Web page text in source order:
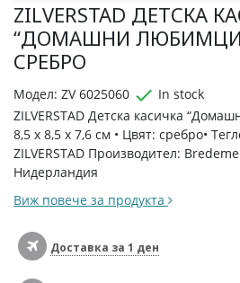
ZILVERSTAD ДЕТСКА
“ДОМАШНИ
СРЕБРО
Модел: ZV 6025060  In stock
ZILVERSTAD Детска касичка
8,5 x 8,5 x 7,6 см • Цвят: сребро•
ZILVERSTAD Производител:
Нидерландия
Виж повече за продукта
Доставка за 1 ден